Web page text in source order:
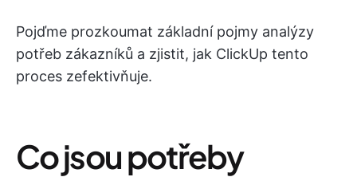
Pojďme prozkoumat základní pojmy analýzy
potřeb zákazníků a zjistit, jak ClickUp tento
proces zefektivňuje.
Co jsou potřeby